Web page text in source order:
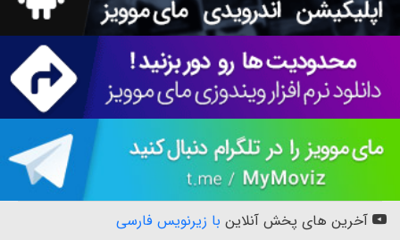
آخرین های پخش آنلاین با زیرنویس فارسی